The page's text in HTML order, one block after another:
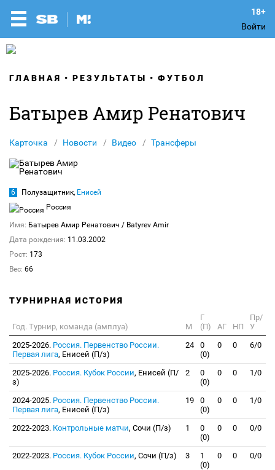
Войти
ГЛАВНАЯ РЕЗУЛЬТАТЫ ФУТБОЛ
Батырев Амир Ренатович
Карточка Новости Видео Трансферы
6 Полузащитник, Енисей
Россия
Имя: Батырев Амир Ренатович / Batyrev Amir
Дата рождения: 11.03.2002
Рост: 173
Вес: 66
ТУРНИРНАЯ ИСТОРИЯ
Год. Турнир, команда (амплуа) М
Г
(П)
АГ НП
Пр/
У
2025-2026. Россия. Первенство России.
Первая лига, Енисей (П/з)
24
0
(0)
0 0 6/0
2025-2026. Россия. Кубок России, Енисей (П/
з)
2
0
(0)
0 0 1/0
2024-2025. Россия. Первенство России.
Первая лига, Енисей (П/з)
19
0
(0)
0 0 1/0
2022-2023. Контрольные матчи, Сочи (П/з) 1
0
(0)
0 0 0/0
2022-2023. Россия. Кубок России, Сочи (П/з) 3
1
(0)
0 0 0/0